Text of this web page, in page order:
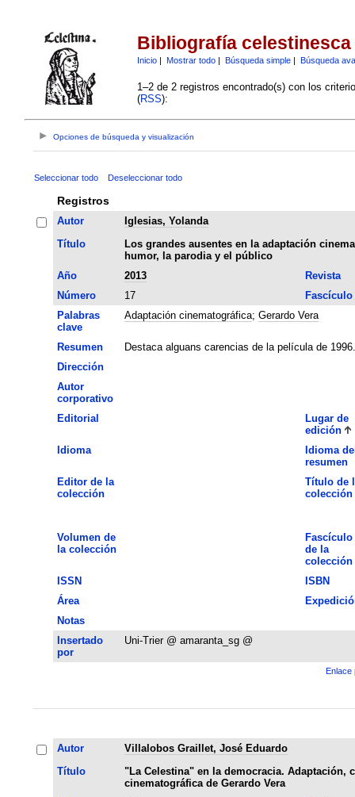
Bibliografía celestinesca
Inicio| Mostrar todo| Búsqueda simple| Búsqueda
1–2 de 2 registros encontrado(s) con los
(RSS):
Opciones de búsqueda y visualización
Seleccionar todo Deseleccionar todo
Registros
Autor
Iglesias, Yolanda
Título
Los grandes ausentes en la adaptación
humor, la parodia y el público
Año
2013
Revista
Número
17
Fascículo
Palabras
clave
Adaptación cinematográfica; Gerardo Vera
Resumen
Destaca alguans carencias de la película de 1996.
Dirección
Autor
corporativo
Editorial
Lugar de
edición
Idioma
Idioma
resumen
Editor de la
colección
Título de
colección
Volumen de
la colección
Fascículo
de la
colección
ISSN
ISBN
Área
Notas
Insertado
por
Uni-Trier @ amaranta_sg @
Enlace
Autor
Villalobos Graillet, José Eduardo
Título
"La Celestina" en la democracia. Adaptación,
cinematográfica de Gerardo Vera